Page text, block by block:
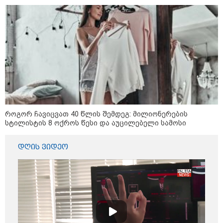
რას აცხადებს ირაკლი კობახიძე
ელექტროენერგიის რამდენჯერმე
გათიშვასთან დაკავშირებით?
19:32 / 08-08-2026
"სიმბოლურია, რომ კობახიძის
მოღალატეობრივი განცხადება
როგორ ჩავიცვათ 40 წლის შემდეგ: მილიონერების
სტილისტის 8 ოქროს წესი და აუცილებელი სამოსი
დღის ვიდეო